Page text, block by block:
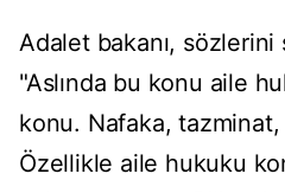
Adalet bakanı,
"Aslında bu konu aile
konu. Nafaka,
Özellikle aile hukuku